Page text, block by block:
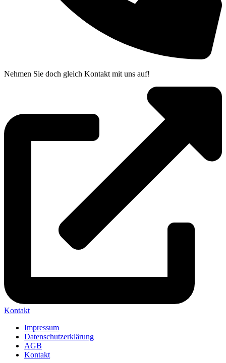
Nehmen Sie doch gleich Kontakt mit uns auf!
Kontakt
Impressum
Datenschutzerklärung
AGB
Kontakt